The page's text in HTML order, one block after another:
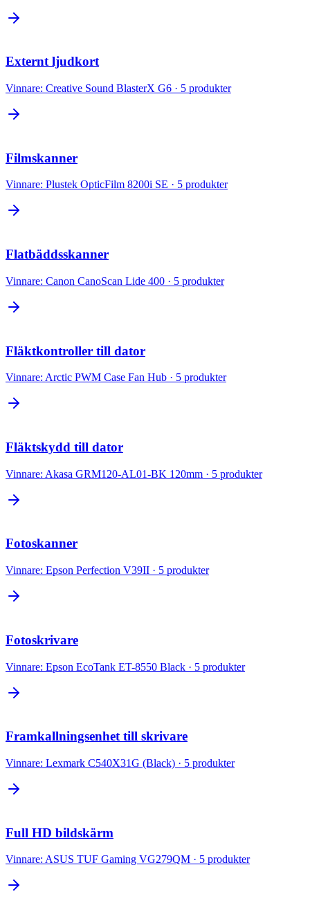
Externt ljudkort
Vinnare: Creative Sound BlasterX G6 · 5 produkter
Filmskanner
Vinnare: Plustek OpticFilm 8200i SE · 5 produkter
Flatbäddsskanner
Vinnare: Canon CanoScan Lide 400 · 5 produkter
Fläktkontroller till dator
Vinnare: Arctic PWM Case Fan Hub · 5 produkter
Fläktskydd till dator
Vinnare: Akasa GRM120-AL01-BK 120mm · 5 produkter
Fotoskanner
Vinnare: Epson Perfection V39II · 5 produkter
Fotoskrivare
Vinnare: Epson EcoTank ET-8550 Black · 5 produkter
Framkallningsenhet till skrivare
Vinnare: Lexmark C540X31G (Black) · 5 produkter
Full HD bildskärm
Vinnare: ASUS TUF Gaming VG279QM · 5 produkter